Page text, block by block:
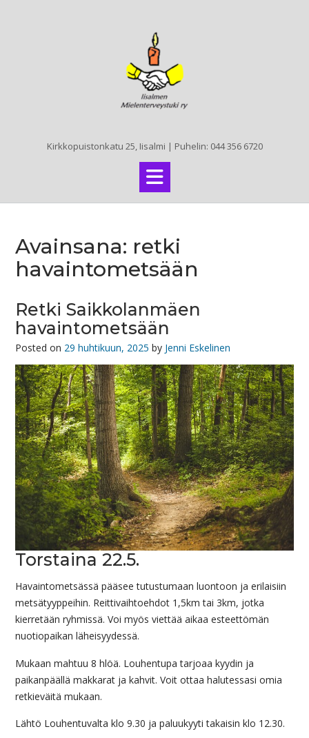
Kirkkopuistonkatu 25, Iisalmi | Puhelin: 044 356 6720
Avainsana: retki
havaintometsään
Retki Saikkolanmäen
havaintometsään
Posted on 29 huhtikuun, 2025 by Jenni Eskelinen
Torstaina 22.5.
Havaintometsässä pääsee tutustumaan luontoon ja erilaisiin
metsätyyppeihin. Reittivaihtoehdot 1,5km tai 3km, jotka
kierretään ryhmissä. Voi myös viettää aikaa esteettömän
nuotiopaikan läheisyydessä.
Mukaan mahtuu 8 hlöä. Louhentupa tarjoaa kyydin ja
paikanpäällä makkarat ja kahvit. Voit ottaa halutessasi omia
retkieväitä mukaan.
Lähtö Louhentuvalta klo 9.30 ja paluukyyti takaisin klo 12.30.